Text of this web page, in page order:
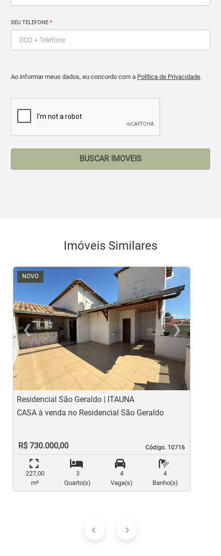
SEU TELEFONE*
Ao informar meus dados, eu concordo com a Política de Privacidade.
BUSCAR IMOVEIS
Imóveis Similares
NOVO
‹
Previous
›
Residencial São Geraldo | ITAUNA
Código. 10716
Código. 10716
CASA à venda no Residencial São Geraldo
R$ 730.000,00
227,00
m²
3
Quarto(s)
4
Vaga(s)
4
Banho(s)